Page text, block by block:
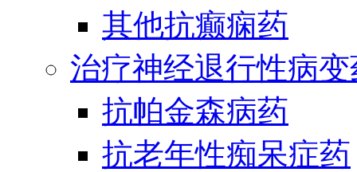
其他抗癫痫药
治疗神经退行性病
抗帕金森病药
抗老年性痴呆症药